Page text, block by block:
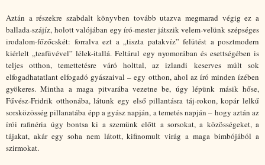
Aztán a részekre szabdalt könyvben tovább utazva megmarad végig ez a
ballada-szájíz, holott valójában egy író-mester játszik velem-velünk szépséges
irodalom-főzőcskét: forralva ezt a „tiszta patakvíz” felütést a posztmodern
kiérlelt „teafüvével” lélek-itallá. Feltárul egy nyomorában és esettségében is
teljes otthon, temettetésre váró holttal, az izlandi keserves múlt sok
elfogadhatatlant elfogadó gyászaival – egy otthon, ahol az író minden ízében
gyökeres. Mintha a maga pitvarába vezetne be, úgy lépünk másik hőse,
Fűvész-Fridrik otthonába, látunk egy első pillantásra táj-rokon, kopár lelkű
sorsközösség pillanatába épp a gyász napján, a temetés napján – hogy aztán az
írói rafinéria úgy bontsa ki a szemünk előtt a sorsokat, a közösségeket, a
tájakat, akár egy soha nem látott, kifinomult virág a maga bimbójából a
szirmokat.